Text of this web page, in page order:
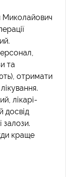
Миколайович
та
отримати
лікарі-
досвід
залози.
краще